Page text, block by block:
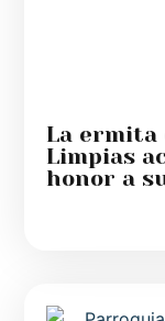
La ermita
Limpias
honor a